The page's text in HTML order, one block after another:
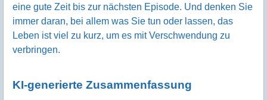
eine gute Zeit bis zur nächsten Episode. Und denken Sie
immer daran, bei allem was Sie tun oder lassen, das
Leben ist viel zu kurz, um es mit Verschwendung zu
verbringen.
KI-generierte Zusammenfassung